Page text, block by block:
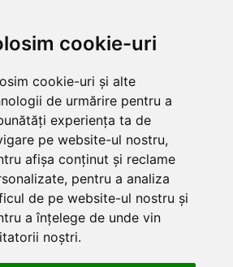
cookie-uri
cookie-uri și alte
de urmărire pentru a
experiența ta de
pe website-ul nostru,
afișa conținut și reclame
pentru a analiza
de pe website-ul nostru și
a înțelege de unde vin
noștri.
Legături Rome SDS
Skate & longboard
Santa Cruz
Enuff Skateboards
Diverse
Cum aleg rolele
Cum aleg ochelarii
Ochelari de soare Oakley
Ochelari de soare Alpina
Intretinere manusi